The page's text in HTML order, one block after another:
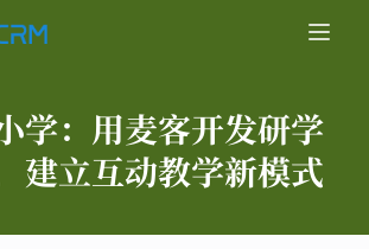
学： 用麦客开发研学
建立互动教学新模式